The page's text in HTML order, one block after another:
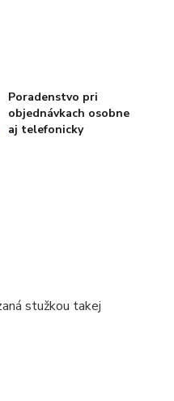
Poradenstvo pri
objednávkach osobne
aj telefonicky
stužkou takej